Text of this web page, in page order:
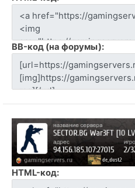
BB-код (на форумы):
HTML-код: